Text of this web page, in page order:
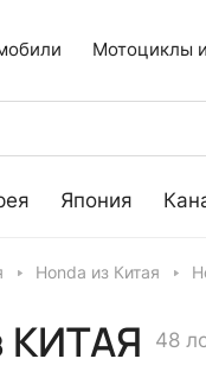
Мотоциклы
Япония
Honda из Китая
КИТАЯ 48